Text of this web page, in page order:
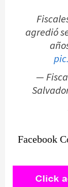
agredió
—
Facebook